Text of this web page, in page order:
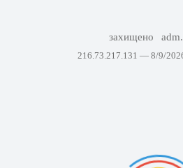
захищено
216.73.217.131 — 8/9/